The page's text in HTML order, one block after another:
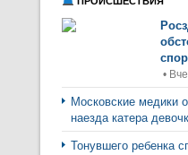
•
Московские медики
наезда катера
Тонувшего ребенка